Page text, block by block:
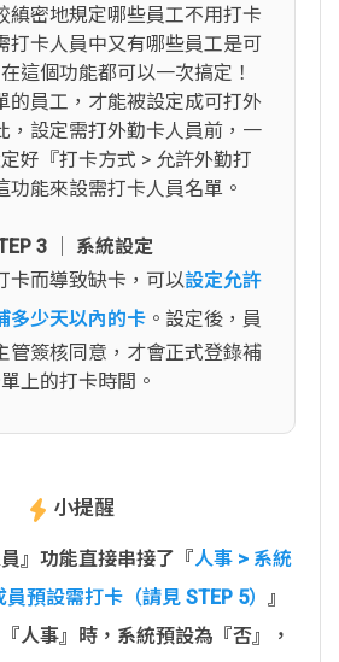
縝密地規定哪些員工不用打卡
打卡人員中又有哪些員工是可
這個功能都可以一次搞定！
的員工，才能被設定成可打外
，設定需打外勤卡人員前，一
好『打卡方式 > 允許外勤打
功能來設需打卡人員名單。
3 │ 系統設定
卡而導致缺卡，可以設定允許
多少天以內的卡 。設定後，員
管簽核同意，才會正式登錄補
上的打卡時間。
小提醒
員』功能直接串接了『人事 > 系統
預設需打卡（請見 STEP 5） 』
人事』時，系統預設為『否』，